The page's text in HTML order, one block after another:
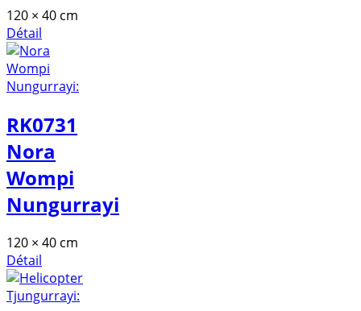
120 × 40 cm
Détail
RK0731
Nora
Wompi
Nungurrayi
120 × 40 cm
Détail